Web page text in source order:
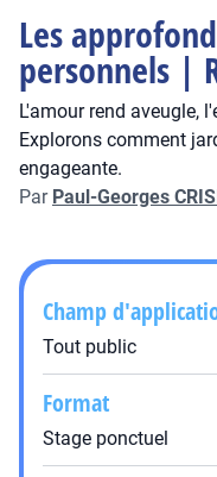
Les
personnels |
L'amour rend aveugle,
Explorons comment
engageante.
Par Paul-Georges
Champ
Tout public
Format
Stage ponctuel